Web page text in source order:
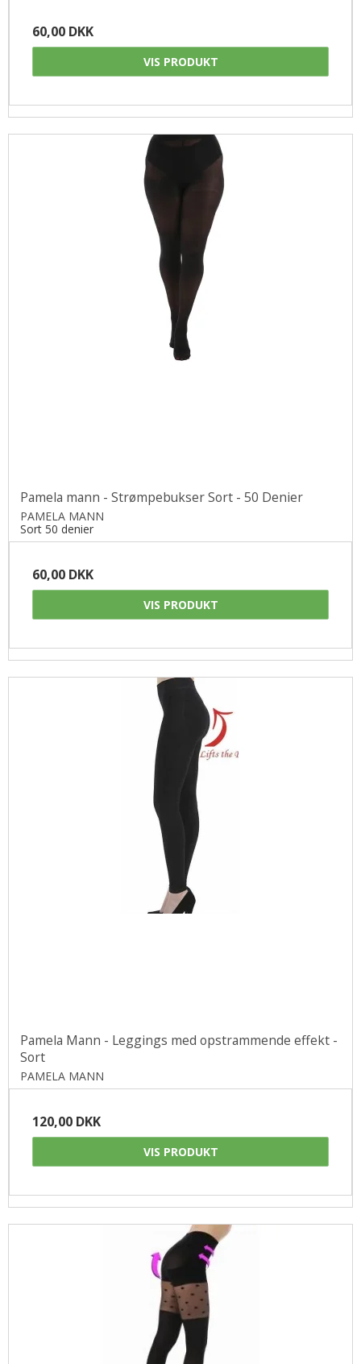
60,00 DKK
VIS PRODUKT
Pamela mann - Strømpebukser Sort - 50 Denier
PAMELA MANN
Sort 50 denier
60,00 DKK
VIS PRODUKT
Pamela Mann - Leggings med opstrammende effekt -
Sort
PAMELA MANN
120,00 DKK
VIS PRODUKT